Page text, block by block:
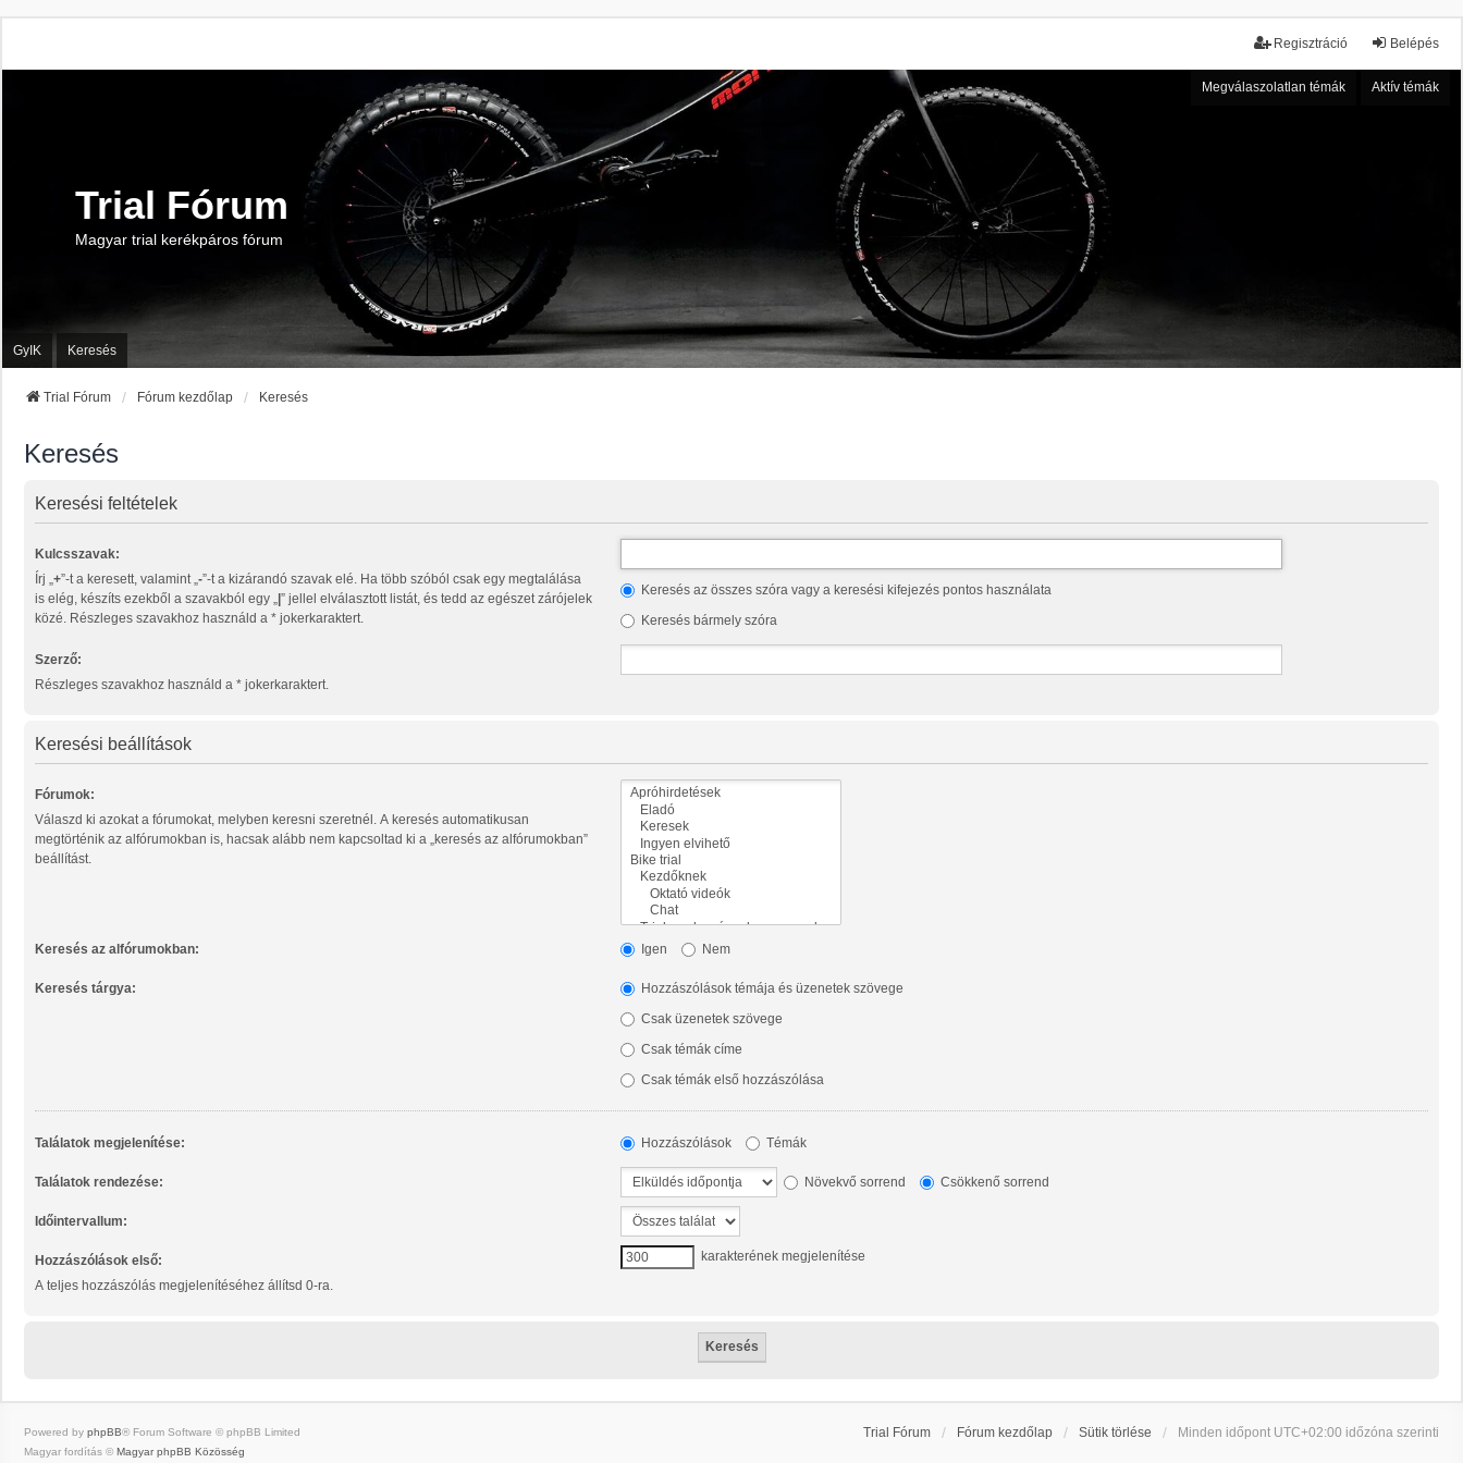
Belépés
Regisztráció
Megválaszolatlan témák Aktív témák
Trial Fórum
Magyar trial kerékpáros fórum
GyIK Keresés
Trial Fórum Fórum kezdőlap Keresés
Keresés
Keresési feltételek
Kulcsszavak:
Írj „+”-t a keresett, valamint „-”-t a kizárandó szavak elé. Ha több szóból csak egy megtalálása
is elég, készíts ezekből a szavakból egy „ ” jellel elválasztott listát, és tedd az egészet zárójelek
közé. Részleges szavakhoz használd a * jokerkaraktert.
Keresés az összes szóra vagy a keresési kifejezés pontos használata
Keresés bármely szóra
Szerző:
Részleges szavakhoz használd a * jokerkaraktert.
Keresési beállítások
Fórumok:
Válaszd ki azokat a fórumokat, melyben keresni szeretnél. A keresés automatikusan
megtörténik az alfórumokban is, hacsak alább nem kapcsoltad ki a „keresés az alfórumokban”
beállítást.
Keresés az alfórumokban: Igen Nem
Keresés tárgya:
Hozzászólások témája és üzenetek szövege
Csak üzenetek szövege
Csak témák címe
Csak témák első hozzászólása
Találatok megjelenítése: Hozzászólások Témák
Találatok rendezése: Növekvő sorrend Csökkenő sorrend
Időintervallum:
Hozzászólások első:
A teljes hozzászólás megjelenítéséhez állítsd 0-ra.
karakterének megjelenítése
Trial Fórum Fórum kezdőlap Sütik törlése Minden időpont UTC+02:00 időzóna szerinti
Powered by phpBB® Forum Software © phpBB Limited
Magyar fordítás © Magyar phpBB Közösség